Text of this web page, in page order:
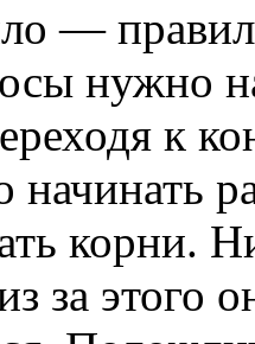
—
нужно
к
корни.
за этого